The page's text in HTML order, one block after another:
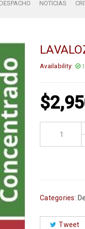
DESPACHO NOTICIAS
Availability:
$
Categories:
Tweet